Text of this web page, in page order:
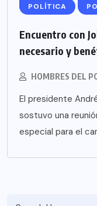
POLÍTICA
Encuentro con
necesario y
HOMBRES DEL
El presidente
sostuvo una
especial para el